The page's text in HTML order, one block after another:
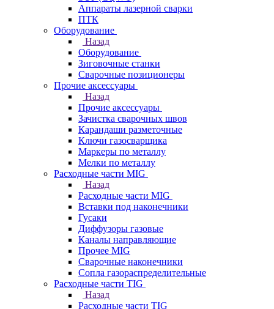
Аппараты лазерной сварки
ПТК
Оборудование
Назад
Оборудование
Зиговочные станки
Сварочные позиционеры
Прочие аксессуары
Назад
Прочие аксессуары
Зачистка сварочных швов
Карандаши разметочные
Ключи газосварщика
Маркеры по металлу
Мелки по металлу
Расходные части MIG
Назад
Расходные части MIG
Вставки под наконечники
Гусаки
Диффузоры газовые
Каналы направляющие
Прочее MIG
Сварочные наконечники
Сопла газораспределительные
Расходные части TIG
Назад
Расходные части TIG